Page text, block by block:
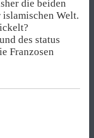
die beiden
islamischen Welt.
des status
Franzosen